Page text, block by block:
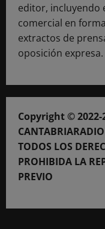
editor, incluyendo
comercial en
extractos de
oposición expresa.
Copyright © 2022-
TODOS LOS
PROHIBIDA LA
PREVIO